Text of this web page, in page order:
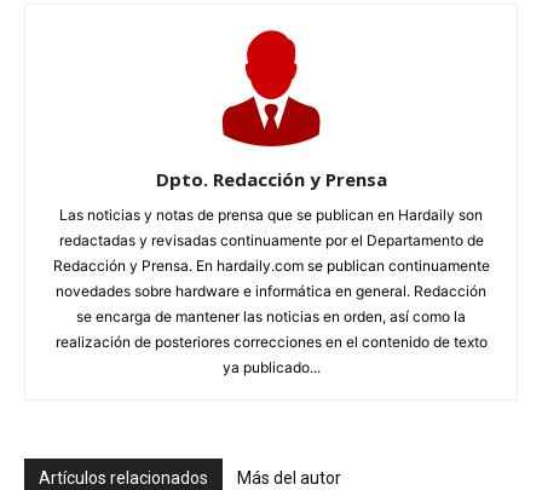
Dpto. Redacción y Prensa
Las noticias y notas de prensa que se publican en Hardaily son
redactadas y revisadas continuamente por el Departamento de
Redacción y Prensa. En hardaily.com se publican continuamente
novedades sobre hardware e informática en general. Redacción
se encarga de mantener las noticias en orden, así como la
realización de posteriores correcciones en el contenido de texto
ya publicado...
Artículos relacionados Más del autor